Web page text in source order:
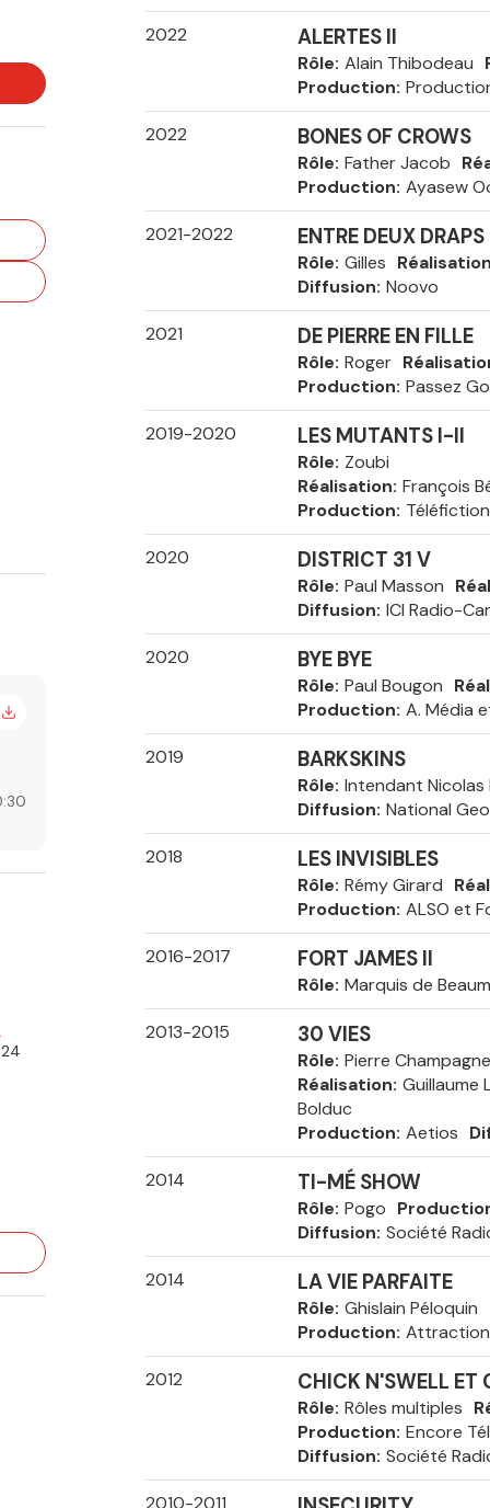
2022 ALERTES II
Rôle Alain Thibodeau
Production
2022 BONES OF CROWS
Rôle Father Jacob
Production Ayasew
2021-2022 ENTRE DEUX
Rôle Gilles
Diffusion Noovo
2021 DE PIERRE EN FILLE
Rôle Roger
Production Passez Go
2019-2020 LES MUTANTS I-II
Rôle Zoubi
Réalisation François
Production Téléfiction
2020 DISTRICT 31 V
Rôle Paul Masson
Diffusion ICI Radio-
2020 BYE BYE
Rôle Paul Bougon
Production A. Média
2019 BARKSKINS
Rôle Intendant Nicolas
Diffusion National
2018 LES INVISIBLES
Rôle Rémy Girard
Production ALSO et
2016-2017 FORT JAMES II
Rôle Marquis de
2013-2015 30 VIES
Rôle Pierre Champagne
Réalisation Guillaume
Bolduc
Production Aetios
2014 TI-MÉ SHOW
Rôle Pogo
Diffusion Société
2014 LA VIE PARFAITE
Rôle Ghislain Péloquin
Production Attraction
2012 CHICK N'SWELL ET
Rôle Rôles multiples
Production Encore
Diffusion Société
2010-2011